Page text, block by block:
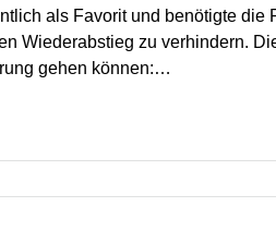
als Favorit und benötigte die
Wiederabstieg zu verhindern.
gehen können:…